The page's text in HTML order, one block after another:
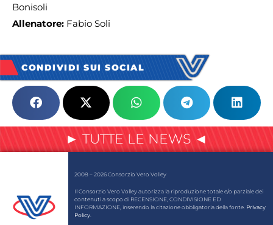
Bonisoli
Allenatore: Fabio Soli
CONDIVIDI SUI SOCIAL
► TUTTE LE NEWS ◄
2008 – 2026 Consorzio Vero Volley
Il Consorzio Vero Volley autorizza la riproduzione totale e/o parziale dei
contenuti a scopo di RECENSIONE, CONDIVISIONE ED
INFORMAZIONE, inserendo la citazione obbligatoria della fonte. Privacy
Policy